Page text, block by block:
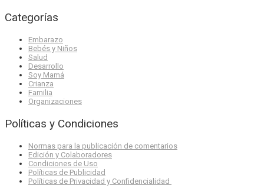
Categorías
Embarazo
Bebés y Niños
Salud
Desarrollo
Soy Mamá
Crianza
Familia
Organizaciones
Políticas y Condiciones
Normas para la publicación de comentarios
Edición y Colaboradores
Condiciones de Uso
Políticas de Publicidad
Políticas de Privacidad y Confidencialidad